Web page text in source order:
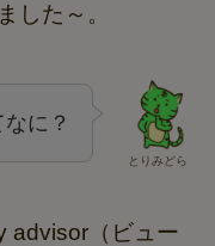
した～。
とりみどら
なに？
advisor（ビュー